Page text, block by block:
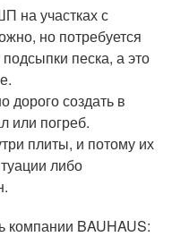
на участках с
но потребуется
песка, а это
дорого создать в
или погреб.
плиты, и потому их
либо
компании BAUHAUS: